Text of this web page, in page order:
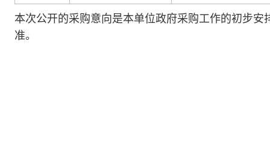
本次公开的采购意向是本单位政府采购工作的初步
准。